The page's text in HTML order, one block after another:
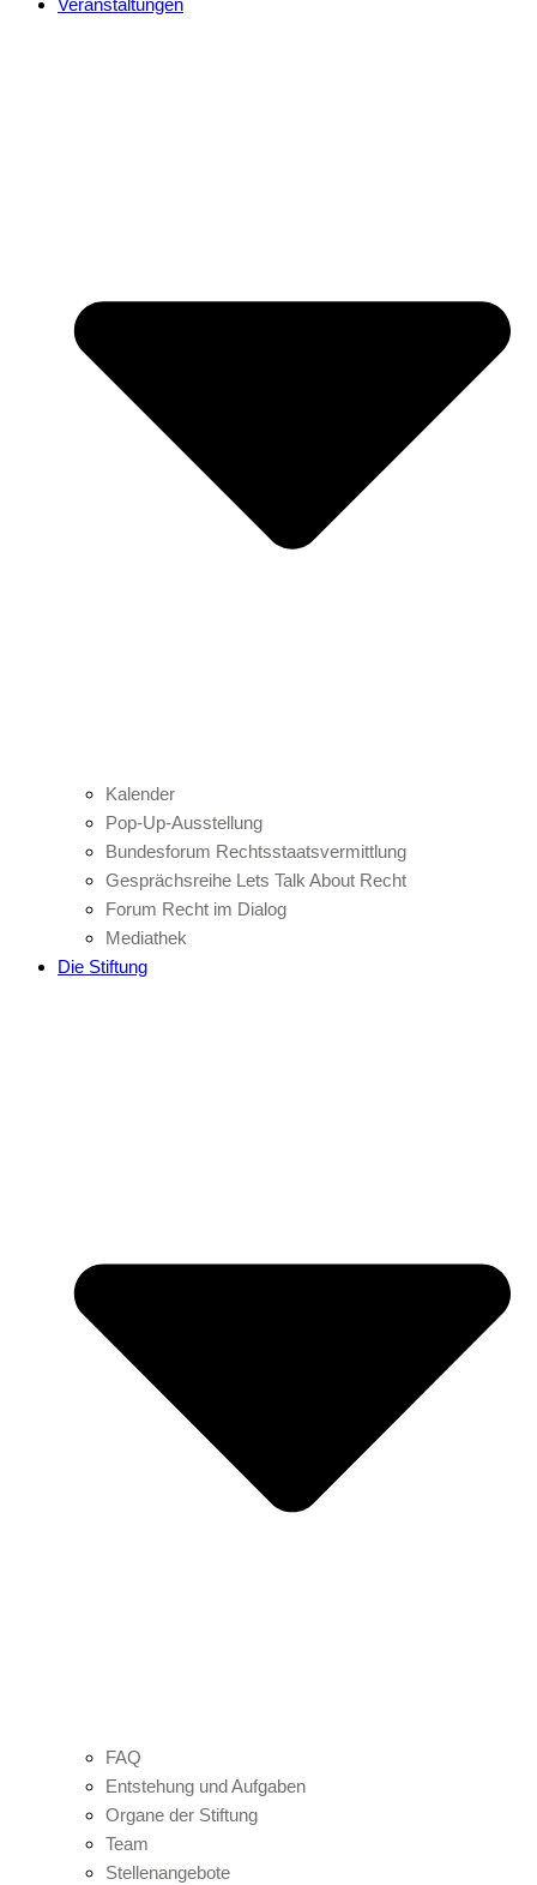
Veranstaltungen
Kalender
Pop-Up-Ausstellung
Bundesforum Rechtsstaatsvermittlung
Gesprächsreihe Lets Talk About Recht
Forum Recht im Dialog
Mediathek
Die Stiftung
FAQ
Entstehung und Aufgaben
Organe der Stiftung
Team
Stellenangebote